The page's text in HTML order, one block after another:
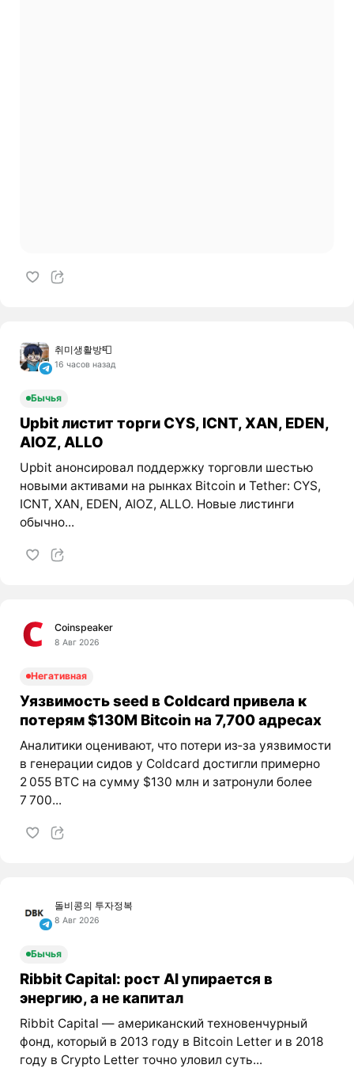
취미생활방📮
16 часов назад
Бычья
Upbit листит торги CYS, ICNT, XAN, EDEN,
AIOZ, ALLO
Upbit анонсировал поддержку торговли шестью
новыми активами на рынках Bitcoin и Tether: CYS,
ICNT, XAN, EDEN, AIOZ, ALLO. Новые листинги
обычно...
Coinspeaker
8 Авг 2026
Негативная
Уязвимость seed в Coldcard привела к
потерям $130M Bitcoin на 7,700 адресах
Аналитики оценивают, что потери из‑за уязвимости
в генерации сидов у Coldcard достигли примерно
2 055 BTC на сумму $130 млн и затронули более
7 700...
돌비콩의 투자정복
8 Авг 2026
Бычья
Ribbit Capital: рост AI упирается в
энергию, а не капитал
Ribbit Capital — американский техновенчурный
фонд, который в 2013 году в Bitcoin Letter и в 2018
году в Crypto Letter точно уловил суть...